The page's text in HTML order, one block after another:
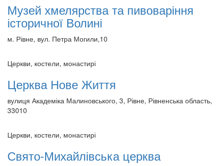
Музей хмелярства та пивоваріння
історичної Волині
м. Рівне, вул. Петра Могили,10
Церкви, костели, монастирі
Церква Нове Життя
вулиця Академіка Малиновського, 3, Рівне, Рівненська область,
33010
Церкви, костели, монастирі
Свято-Михайлівська церква